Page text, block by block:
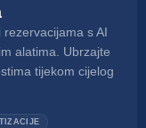
s AI
alatima. Ubrzajte
tijekom cijelog